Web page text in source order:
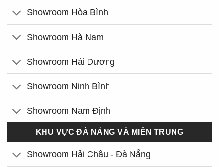
Showroom Hòa Bình
Showroom Hà Nam
Showroom Hải Dương
Showroom Ninh Bình
Showroom Nam Định
KHU VỰC ĐÀ NẴNG VÀ MIỀN TRUNG
Showroom Hải Châu - Đà Nẵng